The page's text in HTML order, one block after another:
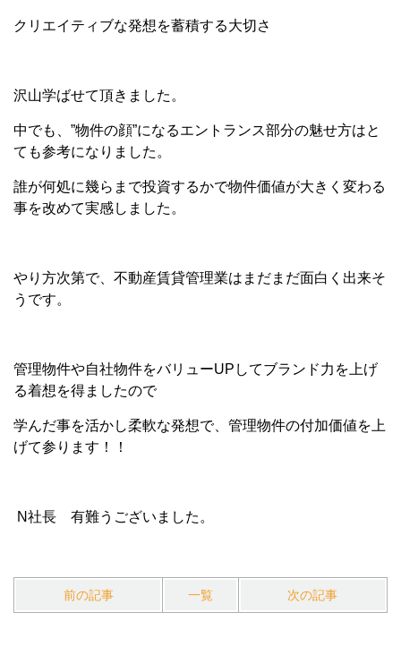
クリエイティブな発想を蓄積する大切さ
沢山学ばせて頂きました。
中でも、”物件の顔”になるエントランス部分の魅せ方はと
ても参考になりました。
誰が何処に幾らまで投資するかで物件価値が大きく変わる
事を改めて実感しました。
やり方次第で、不動産賃貸管理業はまだまだ面白く出来そ
うです。
管理物件や自社物件をバリューUPしてブランド力を上げ
る着想を得ましたので
学んだ事を活かし柔軟な発想で、管理物件の付加価値を上
げて参ります！！
N社長 有難うございました。
前の記事 一覧 次の記事